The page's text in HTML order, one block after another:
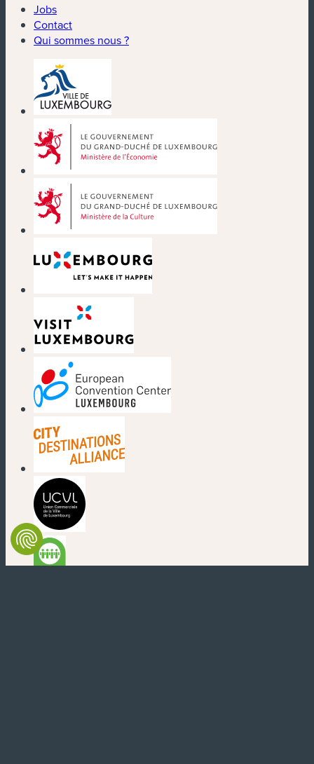
Jobs
Contact
Qui sommes nous ?